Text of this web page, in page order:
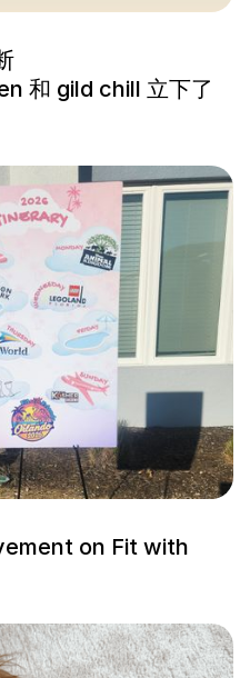
和 gild chill 立下了
on Fit with